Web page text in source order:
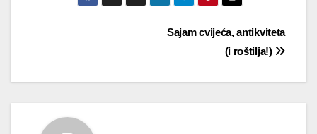
Sajam cvijeća, antikviteta
(i roštilja!)